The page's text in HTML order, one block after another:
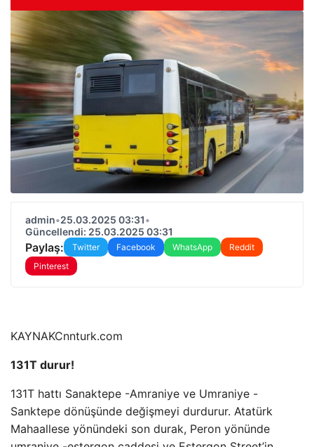
admin•25.03.2025 03:31•
Güncellendi: 25.03.2025 03:31
Paylaş: Twitter Facebook WhatsApp
Reddit
Pinterest
KAYNAKCnnturk.com
131T durur!
131T hattı Sanaktepe -Amraniye ve Umraniye -
Sanktepe dönüşünde değişmeyi durdurur. Atatürk
Mahaallese yönündeki son durak, Peron yönünde